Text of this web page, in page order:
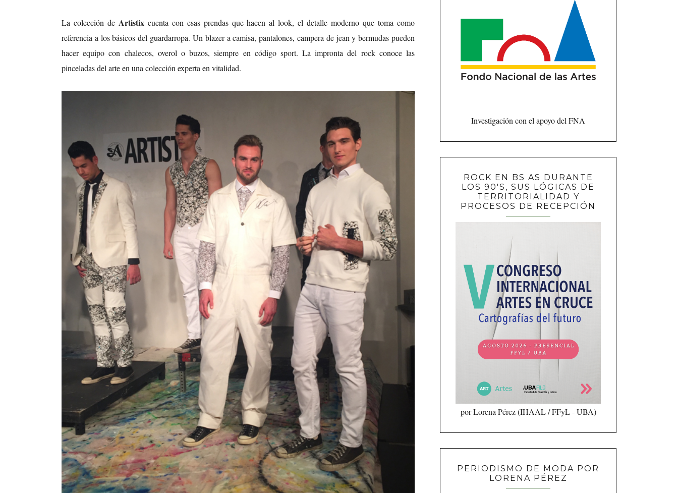
La colección de Artistix cuenta con esas prendas que hacen al look, el detalle moderno que toma como
referencia a los básicos del guardarropa. Un blazer a camisa, pantalones, campera de jean y bermudas pueden
hacer equipo con chalecos, overol o buzos, siempre en código sport. La impronta del rock conoce las
pinceladas del arte en una colección experta en vitalidad.
Investigación con el apoyo del FNA
ROCK EN BS AS DURANTE
LOS 90'S, SUS LÓGICAS DE
TERRITORIALIDAD Y
PROCESOS DE RECEPCIÓN
por Lorena Pérez (IHAAL / FFyL - UBA)
PERIODISMO DE MODA POR
LORENA PÉREZ